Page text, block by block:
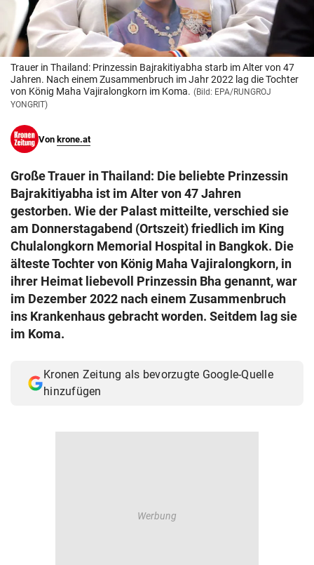
© Krone Multimedia GmbH & Co KG 2026
Muthgasse 2, 1190 Wien
Trauer in Thailand: Prinzessin Bajrakitiyabha starb im Alter von 47
Jahren. Nach einem Zusammenbruch im Jahr 2022 lag die Tochter
von König Maha Vajiralongkorn im Koma. (Bild: EPA/RUNGROJ
YONGRIT)
Von krone.at
Große Trauer in Thailand: Die beliebte Prinzessin
Bajrakitiyabha ist im Alter von 47 Jahren
gestorben. Wie der Palast mitteilte, verschied sie
am Donnerstagabend (Ortszeit) friedlich im King
Chulalongkorn Memorial Hospital in Bangkok. Die
älteste Tochter von König Maha Vajiralongkorn, in
ihrer Heimat liebevoll Prinzessin Bha genannt, war
im Dezember 2022 nach einem Zusammenbruch
ins Krankenhaus gebracht worden. Seitdem lag sie
im Koma.
Kronen Zeitung als bevorzugte Google-Quelle
hinzufügen